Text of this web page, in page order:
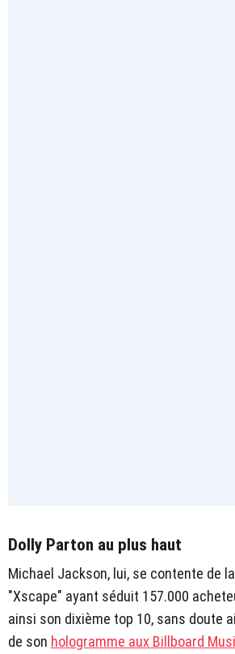
Dolly Parton au plus haut
Michael Jackson, lui, se contente de
"Xscape" ayant séduit 157.000
ainsi son dixième top 10, sans doute
de son hologramme aux Billboard